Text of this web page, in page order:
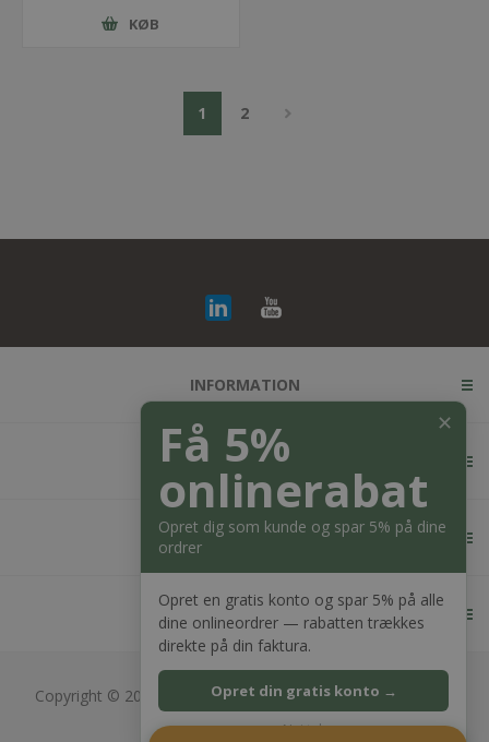
KØB
1 2
INFORMATION
KUNDESERVICE
MIN KONTO
KONTAKT OS
Copyright © 2026 Bagger Nielsen webshop. Alle rettigheder
forbeholdt.
✕
Få 5%
onlinerabat
Opret dig som kunde og spar 5% på dine
ordrer
Opret en gratis konto og spar 5% på alle
dine onlineordrer — rabatten trækkes
direkte på din faktura.
Opret din gratis konto →
Nej tak